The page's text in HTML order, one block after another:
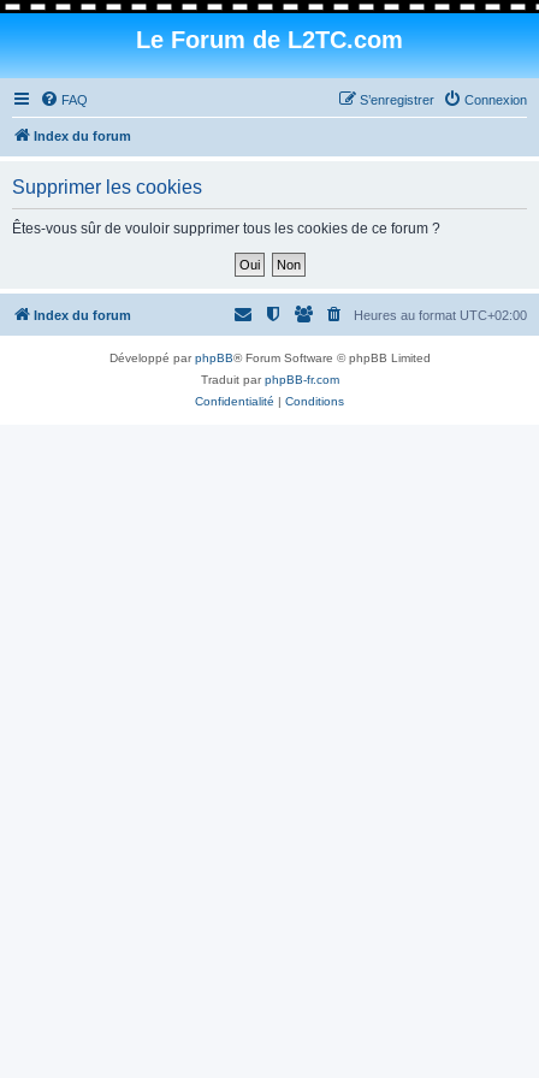
Le Forum de L2TC.com
FAQ Connexion
S’enregistrer
Index du forum
Supprimer les cookies
Êtes-vous sûr de vouloir supprimer tous les cookies de ce forum ?
Index du forum Heures au format UTC+02:00
Développé parphpBB® Forum Software © phpBB Limited
Traduit parphpBB-fr.com
Confidentialité | Conditions